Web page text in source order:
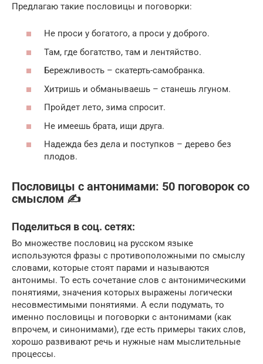
Предлагаю такие пословицы и поговорки:
Не проси у богатого, а проси у доброго.
Там, где богатство, там и лентяйство.
Бережливость – скатерть-самобранка.
Хитришь и обманываешь – станешь лгуном.
Пройдет лето, зима спросит.
Не имеешь брата, ищи друга.
Надежда без дела и поступков – дерево без
плодов.
Пословицы с антонимами: 50 поговорок со
смыслом ✍
Поделиться в соц. сетях:
Во множестве пословиц на русском языке
используются фразы с противоположными по смыслу
словами, которые стоят парами и называются
антонимы. То есть сочетание слов с антонимическими
понятиями, значения которых выражены логически
несовместимыми понятиями. А если подумать, то
именно пословицы и поговорки с антонимами (как
впрочем, и синонимами), где есть примеры таких слов,
хорошо развивают речь и нужные нам мыслительные
процессы.